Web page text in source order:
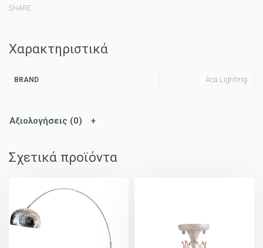
SHARE
Χαρακτηριστικά
BRAND Aca Lighting
Αξιολογήσεις (0)
Σχετικά προϊόντα